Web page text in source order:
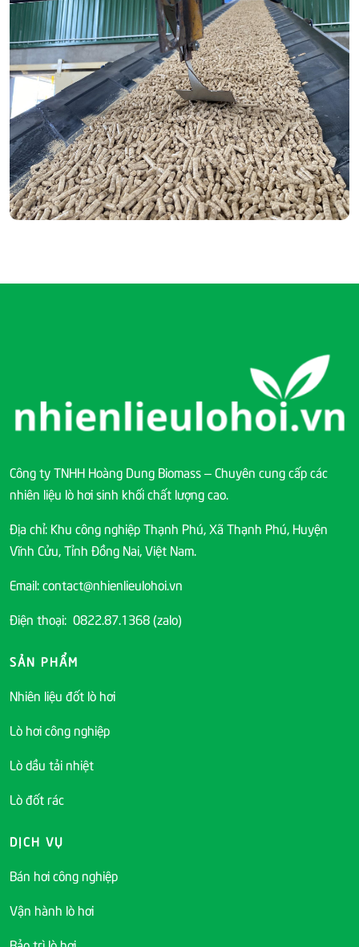
Công ty TNHH Hoàng Dung Biomass – Chuyên cung cấp các
nhiên liệu lò hơi sinh khối chất lượng cao.
Địa chỉ: Khu công nghiệp Thạnh Phú, Xã Thạnh Phú, Huyện
Vĩnh Cửu, Tỉnh Đồng Nai, Việt Nam.
Email: contact@nhienlieulohoi.vn
Điện thoại: 0822.87.1368 (zalo)
SẢN PHẨM
Nhiên liệu đốt lò hơi
Lò hơi công nghiệp
Lò dầu tải nhiệt
Lò đốt rác
DỊCH VỤ
Bán hơi công nghiệp
Vận hành lò hơi